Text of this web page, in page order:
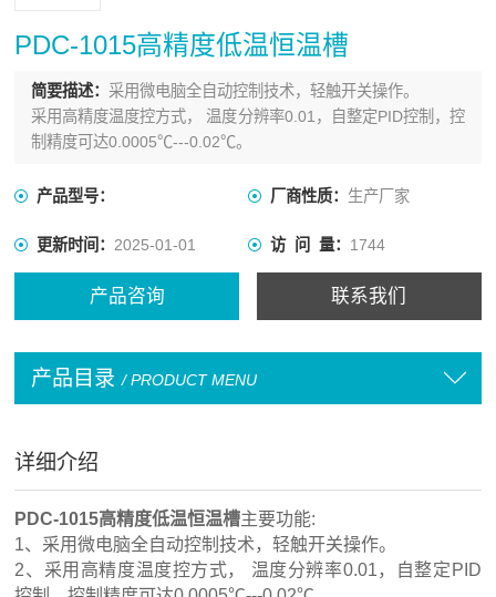
PDC-1015高精度低温恒温槽
简要描述： 采用微电脑全自动控制技术，轻触开关操作。
采用高精度温度控方式， 温度分辨率0.01，自整定PID控制，控
制精度可达0.0005℃---0.02℃。
产品型号： 厂商性质： 生产厂家
更新时间：2025-01-01 访 问 量： 1744
产品咨询 联系我们
产品目录 / PRODUCT MENU
详细介绍
PDC-1015高精度低温恒温槽主要功能:
1、采用微电脑全自动控制技术，轻触开关操作。
2、采用高精度温度控方式， 温度分辨率0.01，自整定PID